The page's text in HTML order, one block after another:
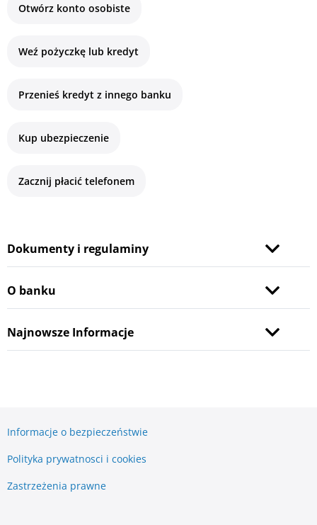
Otwórz konto osobiste
Weź pożyczkę lub kredyt
Przenieś kredyt z innego banku
Kup ubezpieczenie
Zacznij płacić telefonem
Dokumenty i regulaminy
O banku
Najnowsze Informacje
Informacje o bezpieczeństwie
Polityka prywatnosci i cookies
Zastrzeżenia prawne